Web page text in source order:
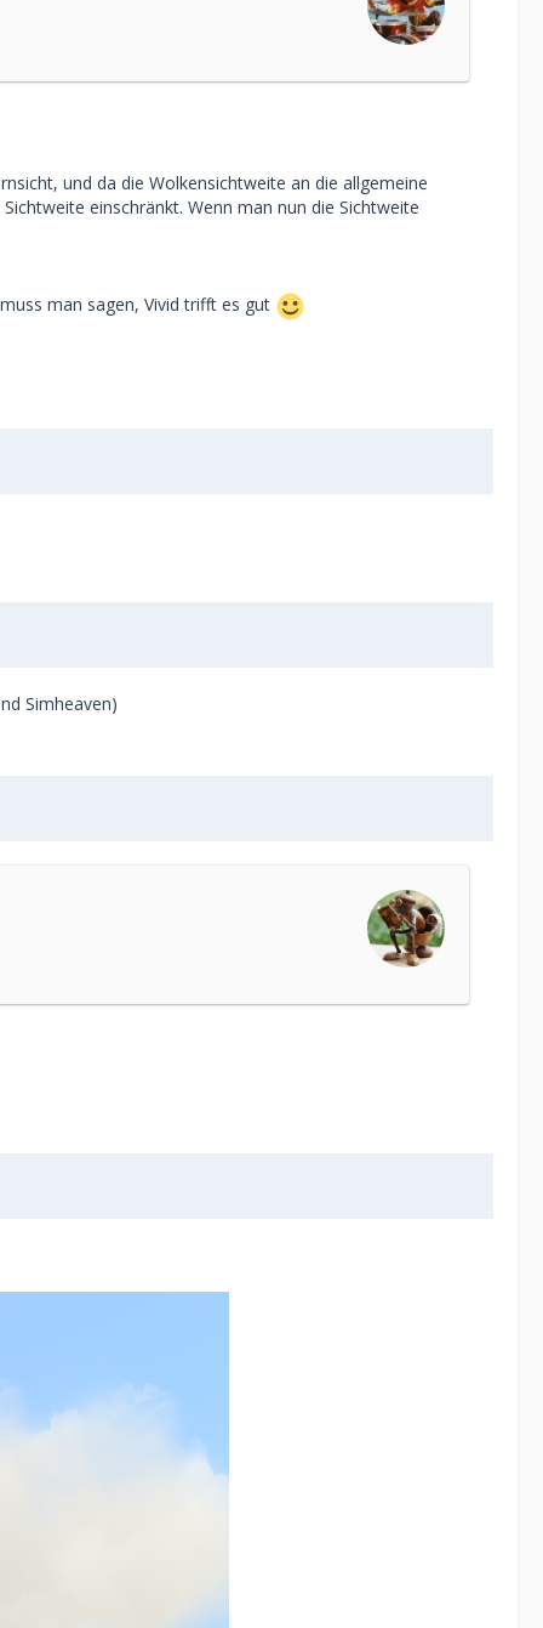
und da die Wolkensichtweite an die allgemeine
einschränkt. Wenn man nun die Sichtweite
man sagen, Vivid trifft es gut
Simheaven)